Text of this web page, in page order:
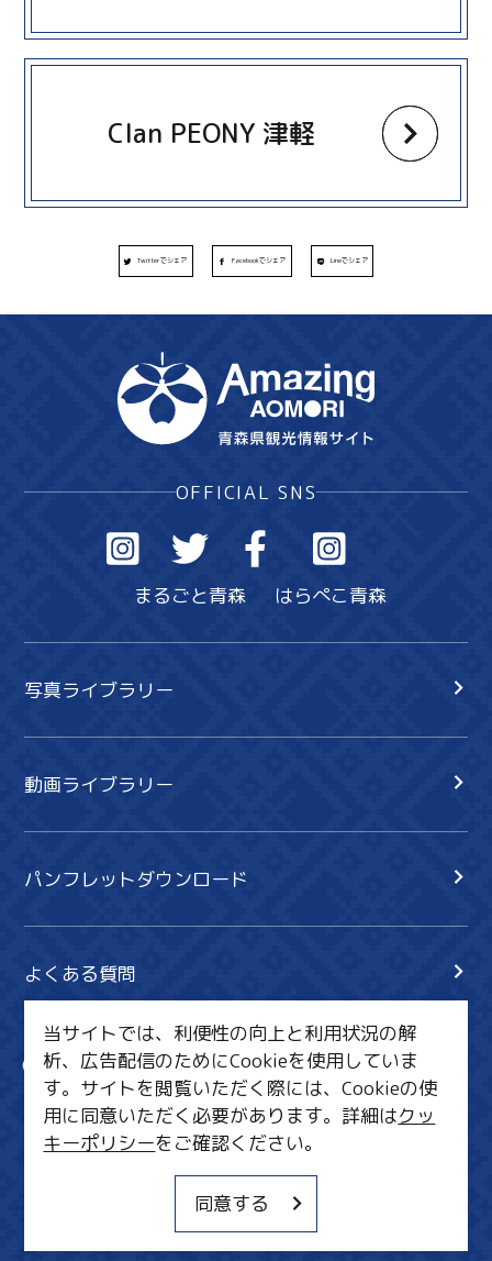
Clan PEONY 津軽
more
Twitterでシェア Facebookでシェア Lineでシェア
OFFICIAL SNS
まるごと青森 はらぺこ青森
写真ライブラリー
動画ライブラリー
パンフレットダウンロード
よくある質問
サイト内検索
共有
行きたいリスト
MICE・教育・観光事業者の皆様へ
当サイトでは、利便性の向上と利用状況の解
析、広告配信のためにCookieを使用していま
す。サイトを閲覧いただく際には、Cookieの使
用に同意いただく必要があります。詳細はクッ
キーポリシーをご確認ください。
同意する